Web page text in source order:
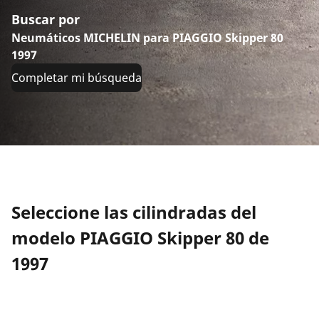
Buscar por
Neumáticos MICHELIN para PIAGGIO Skipper 80
1997
Completar mi búsqueda
Seleccione las cilindradas del
modelo PIAGGIO Skipper 80 de
1997